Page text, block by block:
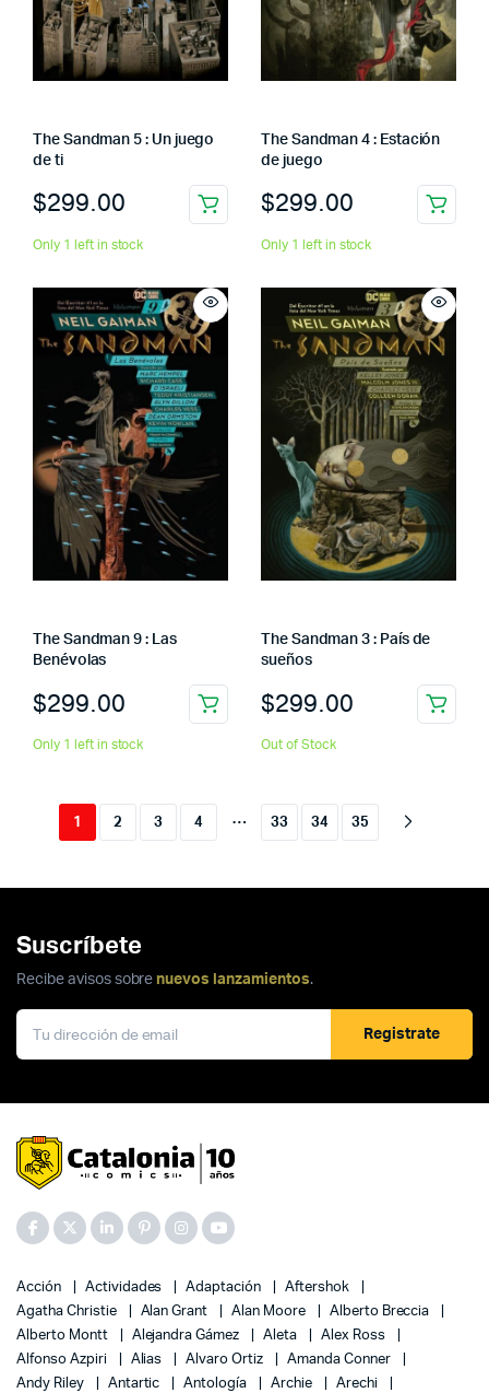
The Sandman 5 : Un juego
de ti
$299.00
Only 1 left in stock
The Sandman 4 : Estación
de juego
$299.00
Only 1 left in stock
The Sandman 9 : Las
Benévolas
$299.00
Only 1 left in stock
The Sandman 3 : País de
sueños
$299.00
Out of Stock
1 2 3 4 … 33 34 35
Suscríbete
Recibe avisos sobre nuevos lanzamientos.
Registrate
Acción Actividades Adaptación
Aftershok
Agatha Christie
Alan Grant Alan Moore
Alberto Breccia
Alberto Montt
Alejandra Gámez Aleta
Alex Ross
Alfonso Azpiri
Alias Alvaro Ortiz
Amanda Conner
Andy Riley
Antartic Antología Archie
Arechi